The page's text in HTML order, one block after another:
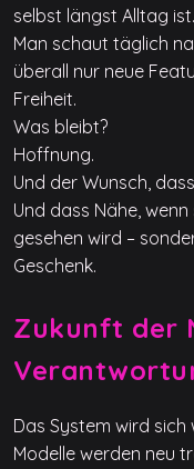
selbst längst Alltag ist.
Man schaut täglich
überall nur neue
Freiheit.
Was bleibt?
Hoffnung.
Und der Wunsch,
Und dass Nähe,
gesehen wird –
Geschenk.
Zukunft der
Das System wird
Modelle werden neu